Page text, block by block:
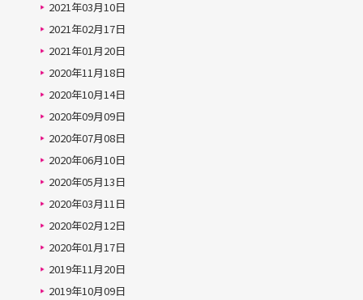
2021年03月10日
2021年02月17日
2021年01月20日
2020年11月18日
2020年10月14日
2020年09月09日
2020年07月08日
2020年06月10日
2020年05月13日
2020年03月11日
2020年02月12日
2020年01月17日
2019年11月20日
2019年10月09日